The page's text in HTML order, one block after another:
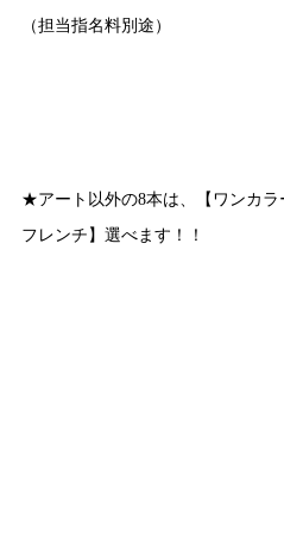
（担当指名料別途）
★アート以外の8本は、【ワンカラ
フレンチ】選べます！！